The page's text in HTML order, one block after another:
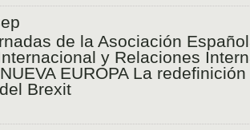
de la Asociación
y Relaciones
EUROPA La
Brexit